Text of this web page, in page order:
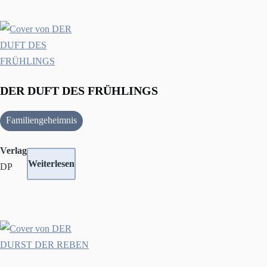
DER DUFT DES FRÜHLINGS
Familiengeheimnis
Verlag
DP
Weiterlesen